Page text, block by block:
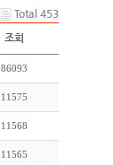
Total 453
조회
86093
11575
11568
11565